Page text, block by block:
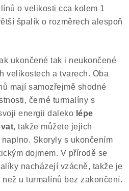
o velikosti cca kolem 1
špalík o rozměrech alespoň
ukončené tak i neukončené
velikostech a tvarech. Oba
mají samozřejmě shodné
černé turmalíny s
energii daleko lépe
, takže můžete jejich
Skoryly s ukončením
dojmem. V přírodě se
nacházejí vzácně, takže je
u turmalínů bez zakončení.